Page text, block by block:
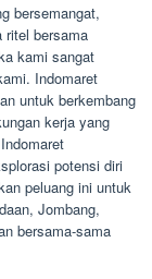
bersemangat,
ritel bersama
kami sangat
Indomaret
untuk berkembang
kerja yang
potensi diri
peluang ini untuk
Jombang,
bersama-sama